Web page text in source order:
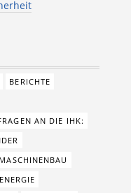
BERICHTE
AN DIE IHK:
MASCHINENBAU